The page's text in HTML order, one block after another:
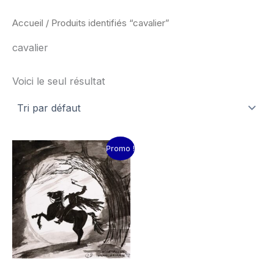
Accueil / Produits identifiés “cavalier”
cavalier
Voici le seul résultat
Promo !
Le
prix
initial
était :
15.00€.
Le
prix
actuel
est :
10.00€.